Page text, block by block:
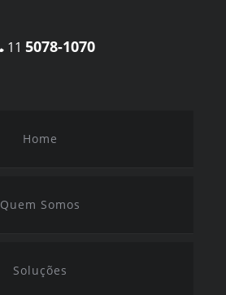
11 5078-1070
Home
Quem Somos
Soluções